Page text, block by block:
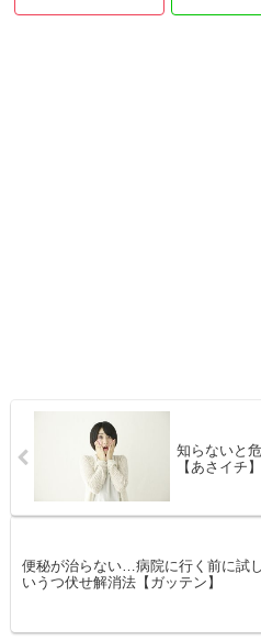
知らないと
【あさイチ】
便秘が治らない…病院に行く前に試
いうつ伏せ解消法【ガッテン】